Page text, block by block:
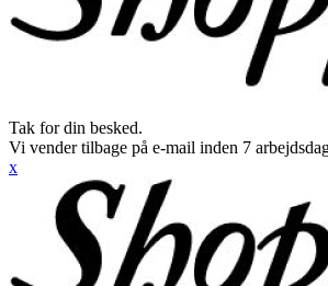
Tak for din besked.
Vi vender tilbage på e-mail inden 7
x